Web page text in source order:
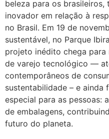
beleza para os brasileiros,
inovador em relação à
no Brasil. Em 19 de
sustentável, no Parque
projeto inédito chega
de varejo tecnológico —
contemporâneos de
sustentabilidade – e ainda
especial para as pessoas:
de embalagens,
futuro do planeta.